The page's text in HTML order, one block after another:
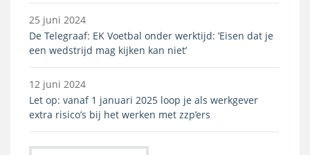
25 juni 2024
De Telegraaf: EK Voetbal onder werktijd: ’Eisen dat je
een wedstrijd mag kijken kan niet’
12 juni 2024
Let op: vanaf 1 januari 2025 loop je als werkgever
extra risico’s bij het werken met zzp’ers